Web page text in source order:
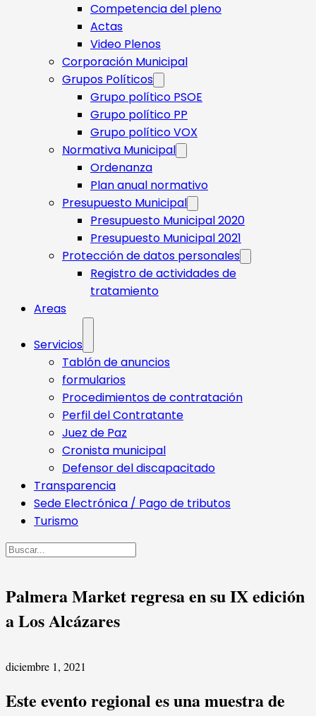
Competencia del pleno
Actas
Video Plenos
Corporación Municipal
Grupos Políticos
Grupo político PSOE
Grupo político PP
Grupo político VOX
Normativa Municipal
Ordenanza
Plan anual normativo
Presupuesto Municipal
Presupuesto Municipal 2020
Presupuesto Municipal 2021
Protección de datos personales
Registro de actividades de
tratamiento
Areas
Servicios
Tablón de anuncios
formularios
Procedimientos de contratación
Perfil del Contratante
Juez de Paz
Cronista municipal
Defensor del discapacitado
Transparencia
Sede Electrónica / Pago de tributos
Turismo
Buscar
Palmera Market regresa en su IX edición
a Los Alcázares
diciembre 1, 2021
Este evento regional es una muestra de